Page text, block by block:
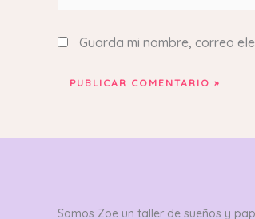
Guarda mi nombre, correo
Somos Zoe un taller de sueños y